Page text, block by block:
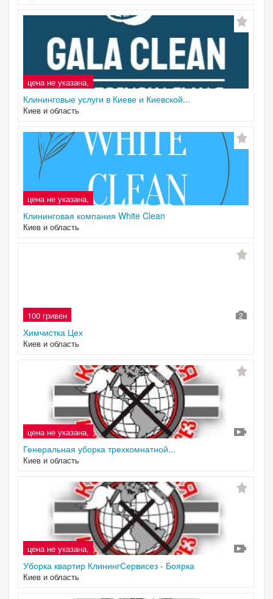
цена не указана,
Клининговые услуги в Киеве и Киевской...
Киев и область
цена не указана,
Клининговая компания White Clean
Киев и область
100 гривен 2
Химчистка Цех
Киев и область
цена не указана,
Генеральная уборка трехкомнатной...
Киев и область
цена не указана,
Уборка квартир КлинингСервисез - Боярка
Киев и область